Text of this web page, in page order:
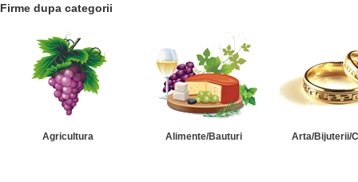
Firme dupa categorii
Agricultura Alimente/Bauturi Arta/Bijuterii/